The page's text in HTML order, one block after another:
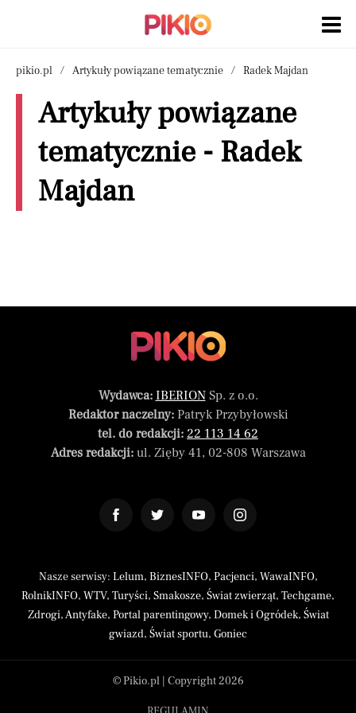
pikio.pl Artykuły powiązane tematycznie Radek Majdan
Artykuły powiązane
tematycznie - Radek
Majdan
Wydawca: IBERIONSp. z o.o.
Redaktor naczelny:Patryk Przybyłowski
tel. do redakcji: 22 113 14 62
Adres redakcji:ul. Zięby 41, 02-808 Warszawa
Nasze serwisy: Lelum, BiznesINFO, Pacjenci, WawaINFO,
RolnikINFO, WTV, Turyści, Smakosze, Świat zwierząt, Techgame,
Zdrogi,Antyfake, Portal parentingowy, Domek i Ogródek, Świat
gwiazd, Świat sportu, Goniec
© Pikio.pl | Copyright 2026